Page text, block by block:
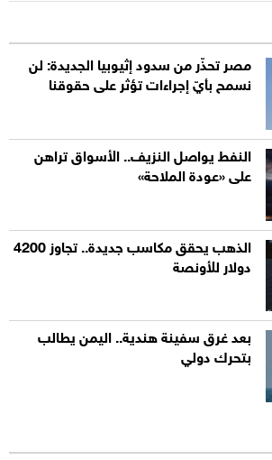
مصر تحذّر من سدود إثيوبيا الجديدة: لن
نسمح بأيّ إجراءات تؤثر على حقوقنا
النفط يواصل النزيف.. الأسواق تراهن
على «عودة الملاحة»
الذهب يحقق مكاسب جديدة.. تجاوز 4200
دولار للأونصة
بعد غرق سفينة هندية.. اليمن يطالب
بتحرك دولي